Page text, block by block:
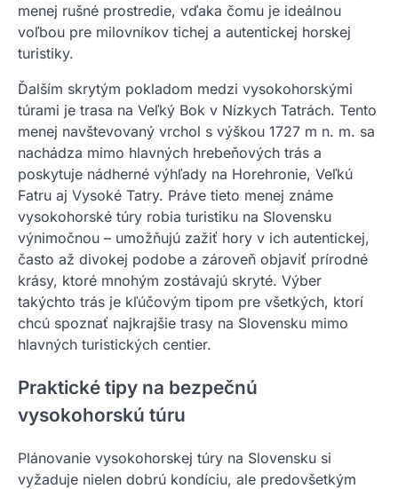
menej rušné prostredie, vďaka čomu je ideálnou
voľbou pre milovníkov tichej a autentickej horskej
turistiky.
Ďalším skrytým pokladom medzi vysokohorskými
túrami je trasa na Veľký Bok v Nízkych Tatrách. Tento
menej navštevovaný vrchol s výškou 1727 m n. m. sa
nachádza mimo hlavných hrebeňových trás a
poskytuje nádherné výhľady na Horehronie, Veľkú
Fatru aj Vysoké Tatry. Práve tieto menej známe
vysokohorské túry robia turistiku na Slovensku
výnimočnou – umožňujú zažiť hory v ich autentickej,
často až divokej podobe a zároveň objaviť prírodné
krásy, ktoré mnohým zostávajú skryté. Výber
takýchto trás je kľúčovým tipom pre všetkých, ktorí
chcú spoznať najkrajšie trasy na Slovensku mimo
hlavných turistických centier.
Praktické tipy na bezpečnú
vysokohorskú túru
Plánovanie vysokohorskej túry na Slovensku si
vyžaduje nielen dobrú kondíciu, ale predovšetkým